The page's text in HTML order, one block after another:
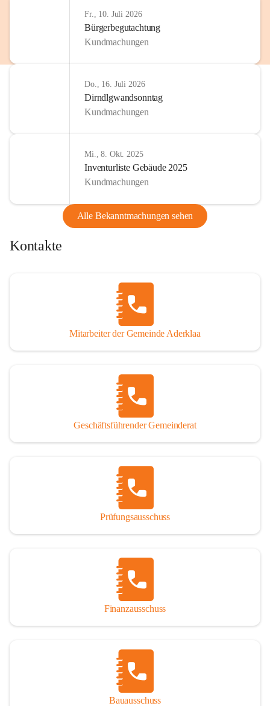
Fr., 10. Juli 2026
Bürgerbegutachtung
Kundmachungen
Do., 16. Juli 2026
Dirndlgwandsonntag
Kundmachungen
Mi., 8. Okt. 2025
Inventurliste Gebäude 2025
Kundmachungen
Alle Bekanntmachungen sehen
Kontakte
Mitarbeiter der Gemeinde Aderklaa
Geschäftsführender Gemeinderat
Prüfungsausschuss
Finanzausschuss
Bauausschuss